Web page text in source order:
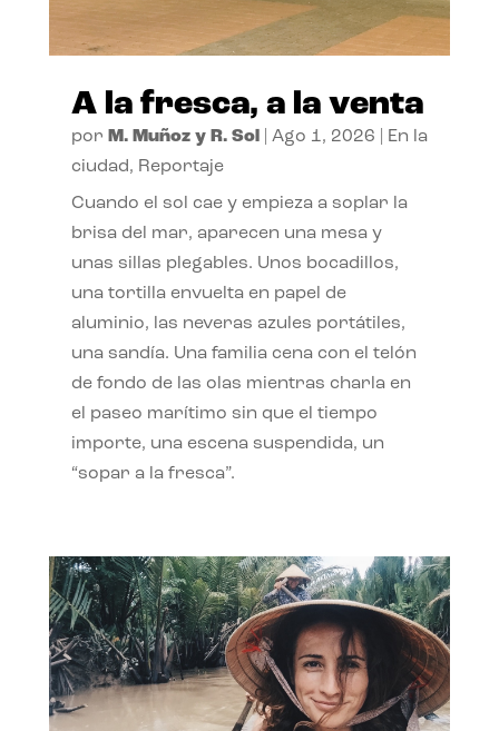
A la fresca, a la venta
por M. Muñoz y R. Sol| Ago 1, 2026
En la
ciudad, Reportaje
Cuando el sol cae y empieza a soplar la
brisa del mar, aparecen una mesa y
unas sillas plegables. Unos bocadillos,
una tortilla envuelta en papel de
aluminio, las neveras azules portátiles,
una sandía. Una familia cena con el telón
de fondo de las olas mientras charla en
el paseo marítimo sin que el tiempo
importe, una escena suspendida, un
“sopar a la fresca”.